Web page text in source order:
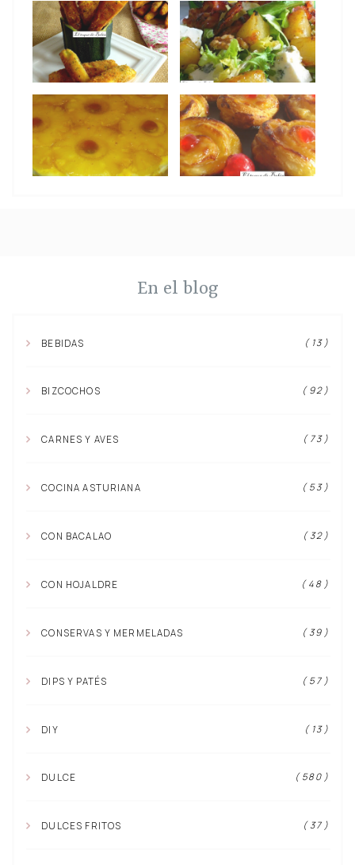
En el blog
BEBIDAS ( 13 )
BIZCOCHOS ( 92 )
CARNES Y AVES ( 73 )
COCINA ASTURIANA ( 53 )
CON BACALAO ( 32 )
CON HOJALDRE ( 48 )
CONSERVAS Y MERMELADAS ( 39 )
DIPS Y PATÉS ( 57 )
DIY ( 13 )
DULCE ( 580 )
DULCES FRITOS ( 37 )